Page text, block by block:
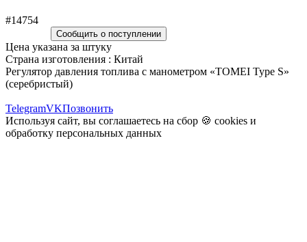
#14754
Сообщить о поступлении
Цена указана за штуку
Страна изготовления : Китай
Регулятор давления топлива с манометром «TOMEI Type S»
(серебристый)
TelegramVKПозвонить
Используя сайт, вы соглашаетесь на сбор 🍪 cookies и
обработку персональных данных